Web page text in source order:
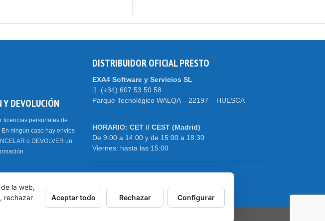
Y DEVOLUCIÓN
licencias personales de
ningún caso hay envíos
o DEVOLVER un
DISTRIBUIDOR OFICIAL PRESTO
EXA4 Software y Servicios SL
(+34) 607 53 50 58
Parque Tecnológico WALQA – 22197 – HUESCA
HORARIO: CET // CEST (Madrid)
De 9:00 a 14:00 y de 15:00 a 18:30
Viernes: hasta las 15:00
HORARIO DE VERANO
la web,
rechazar
Aceptar todo Rechazar Configurar